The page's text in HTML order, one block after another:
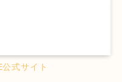
式サイト